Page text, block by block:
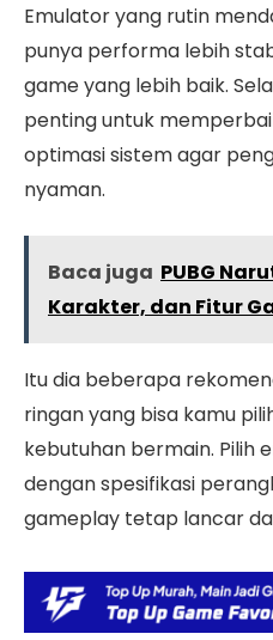
Emulator yang rutin
punya performa lebih
game yang lebih baik.
penting untuk
optimasi sistem agar
nyaman.
Baca juga PUBG
Karakter, dan Fitur
Itu dia beberapa
ringan yang bisa kamu
kebutuhan bermain. Pilih
dengan spesifikasi
gameplay tetap lancar